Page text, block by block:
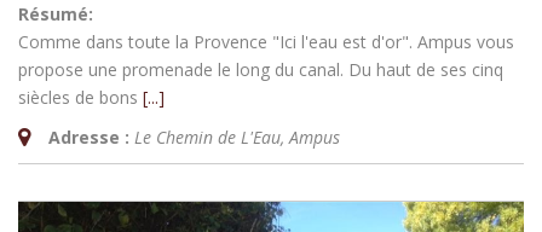
Résumé:
Comme dans toute la Provence "Ici l'eau est d'or". Ampus vous
propose une promenade le long du canal. Du haut de ses cinq
siècles de bons [...]
Adresse : Le Chemin de L'Eau, Ampus